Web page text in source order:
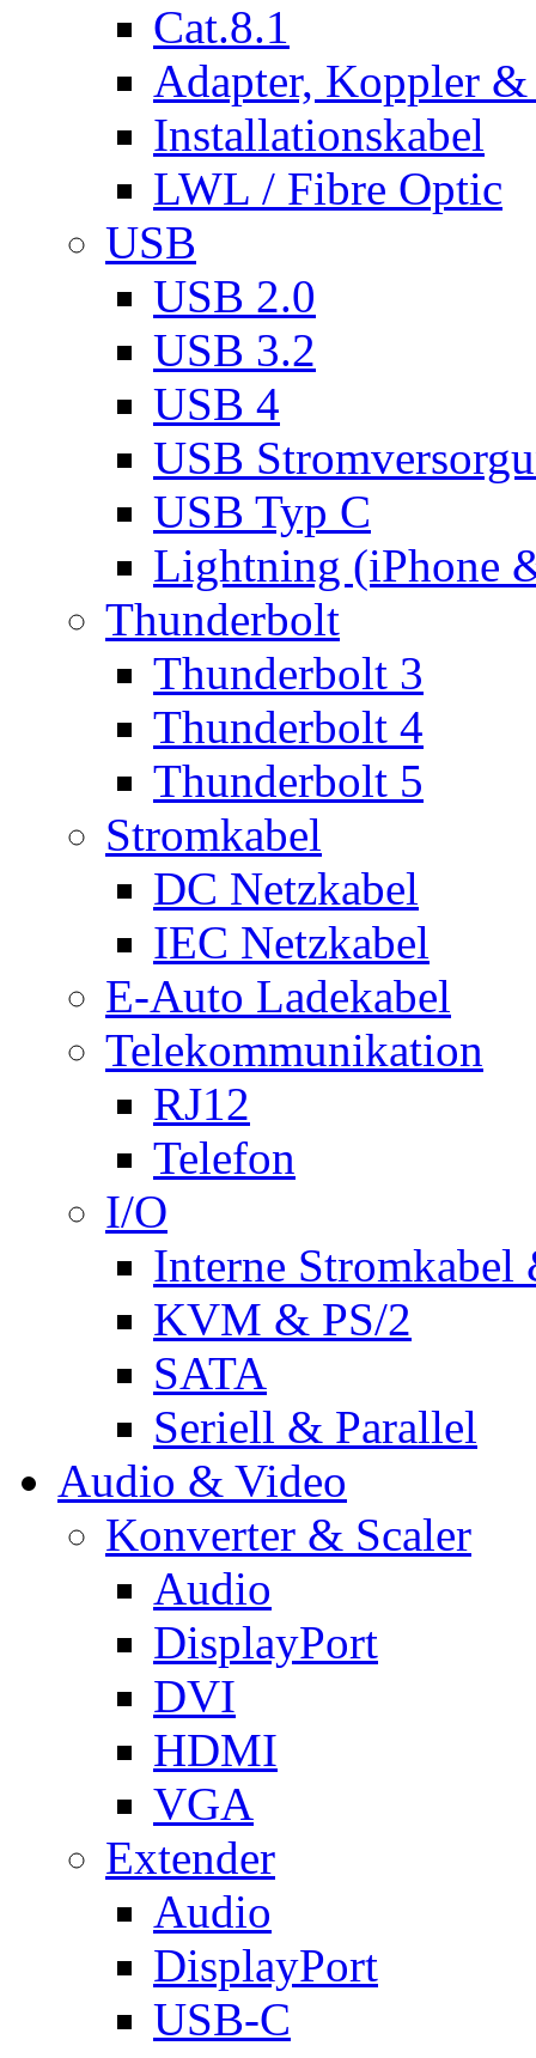
Cat.8.1
Adapter, Koppler &
Installationskabel
LWL / Fibre Optic
USB
USB 2.0
USB 3.2
USB 4
USB
USB Typ C
Lightning (iPhone
Thunderbolt
Thunderbolt 3
Thunderbolt 4
Thunderbolt 5
Stromkabel
DC Netzkabel
IEC Netzkabel
E-Auto Ladekabel
Telekommunikation
RJ12
Telefon
I/O
Interne Stromkabel
KVM & PS/2
SATA
Seriell & Parallel
Audio & Video
Konverter & Scaler
Audio
DisplayPort
DVI
HDMI
VGA
Extender
Audio
DisplayPort
USB-C